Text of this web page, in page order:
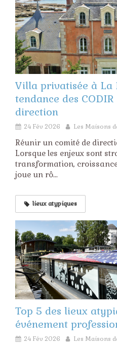
Villa privatisée à La
tendance des
direction
24 Fév 2026 Les Maisons
Réunir un comité de
Lorsque les enjeux sont
transformation,
joue un rô...
lieux atypiques
Top 5 des lieux
événement
24 Fév 2026 Les Maisons